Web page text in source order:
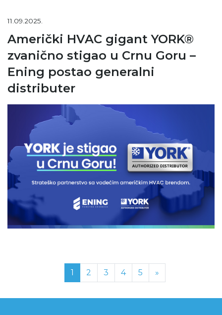
11.09.2025.
Američki HVAC gigant YORK®
zvanično stigao u Crnu Goru –
Ening postao generalni
distributer
1 (current)
2 3 4 5 »